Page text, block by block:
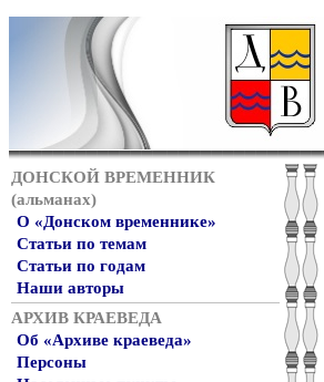
ДОНСКОЙ ВРЕМЕННИК
(альманах)
О «Донском временнике»
Статьи по темам
Статьи по годам
Наши авторы
АРХИВ КРАЕВЕДА
Об «Архиве краеведа»
Персоны